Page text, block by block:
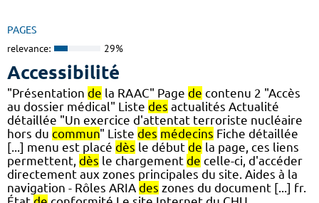
PAGES
relevance: 29%
Accessibilité
"Présentation de la RAAC" Page de contenu 2 "Accès
au dossier médical" Liste des actualités Actualité
détaillée "Un exercice d'attentat terroriste nucléaire
hors du commun" Liste des médecins Fiche détaillée
[...] menu est placé dès le début de la page, ces liens
permettent, dès le chargement de celle-ci, d'accéder
directement aux zones principales du site. Aides à la
navigation - Rôles ARIA des zones du document [...] fr.